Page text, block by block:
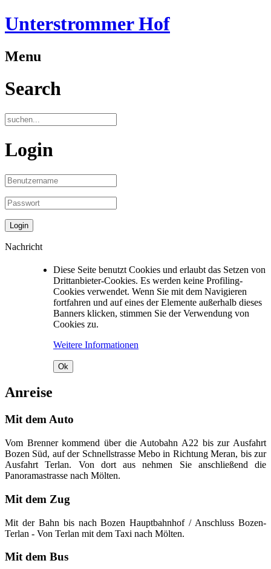
Unterstrommer Hof
Menu
Search
Login
Nachricht
Diese Seite benutzt Cookies und erlaubt das Setzen von
Drittanbieter-Cookies. Es werden keine Profiling-
Cookies verwendet. Wenn Sie mit dem Navigieren
fortfahren und auf eines der Elemente außerhalb dieses
Banners klicken, stimmen Sie der Verwendung von
Cookies zu.
Weitere Informationen
Ok
Anreise
Mit dem Auto
Vom Brenner kommend über die Autobahn A22 bis zur Ausfahrt
Bozen Süd, auf der Schnellstrasse Mebo in Richtung Meran, bis zur
Ausfahrt Terlan. Von dort aus nehmen Sie anschließend die
Panoramastrasse nach Mölten.
Mit dem Zug
Mit der Bahn bis nach Bozen Hauptbahnhof / Anschluss Bozen-
Terlan - Von Terlan mit dem Taxi nach Mölten.
Mit dem Bus